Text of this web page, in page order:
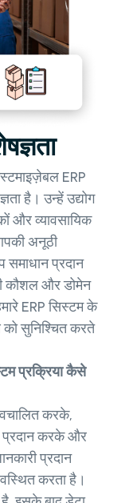
ERP
है। उन्हें उद्योग
और व्यावसायिक
अनूठी
प्रदान
कौशल और डोमेन
ERP सिस्टम के
को सुनिश्चित करते
प्रक्रिया कैसे
करके,
प्रदान करके और
प्रदान
करता है।